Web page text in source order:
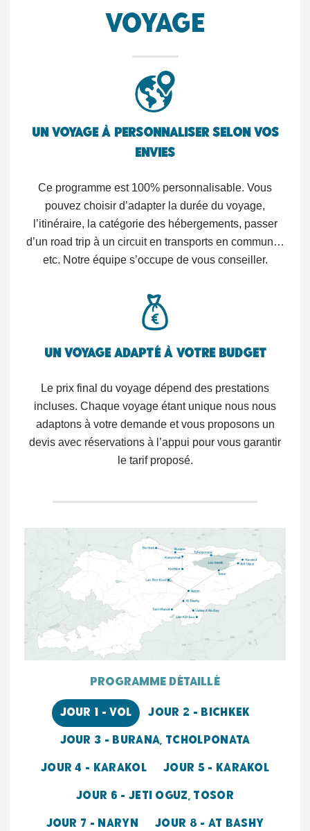
voyage
Un voyage à personnaliser selon vos
envies
Ce programme est 100% personnalisable. Vous
pouvez choisir d’adapter la durée du voyage,
l’itinéraire, la catégorie des hébergements, passer
d’un road trip à un circuit en transports en commun…
etc. Notre équipe s’occupe de vous conseiller.
Un voyage adapté à votre budget
Le prix final du voyage dépend des prestations
incluses. Chaque voyage étant unique nous nous
adaptons à votre demande et vous proposons un
devis avec réservations à l’appui pour vous garantir
le tarif proposé.
programme détaillé
JOUR 1 - VOL JOUR 2 - BICHKEK
JOUR 3 - BURANA, TCHOLPONATA
JOUR 4 - KARAKOL JOUR 5 - KARAKOL
JOUR 6 - JETI OGUZ, TOSOR
JOUR 7 - NARYN JOUR 8 - AT BASHY